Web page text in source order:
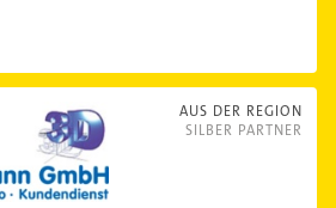
AUS DER REGION
SILBER PARTNER